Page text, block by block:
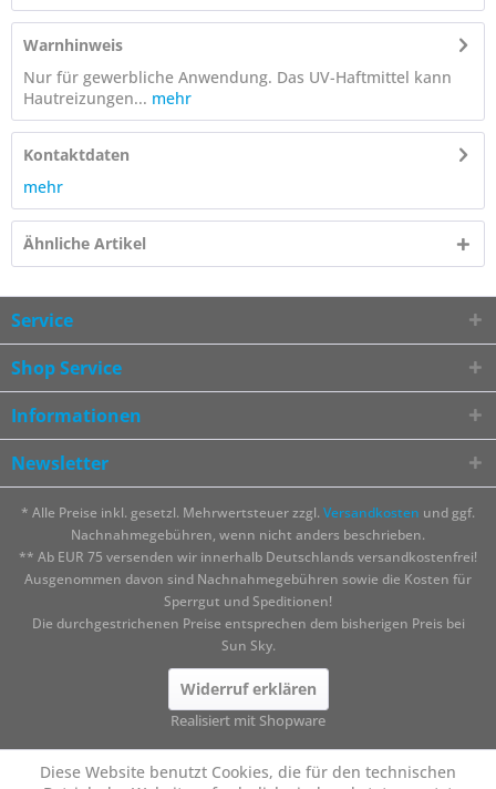
Warnhinweis
Nur für gewerbliche Anwendung. Das UV-Haftmittel kann
Hautreizungen... mehr
Kontaktdaten
mehr
Ähnliche Artikel
Service
Shop Service
Informationen
Newsletter
* Alle Preise inkl. gesetzl. Mehrwertsteuer zzgl. Versandkosten und ggf.
Nachnahmegebühren, wenn nicht anders beschrieben.
** Ab EUR 75 versenden wir innerhalb Deutschlands versandkostenfrei!
Ausgenommen davon sind Nachnahmegebühren sowie die Kosten für
Sperrgut und Speditionen!
Die durchgestrichenen Preise entsprechen dem bisherigen Preis bei
Sun Sky.
Widerruf erklären
Realisiert mit Shopware
Diese Website benutzt Cookies, die für den technischen